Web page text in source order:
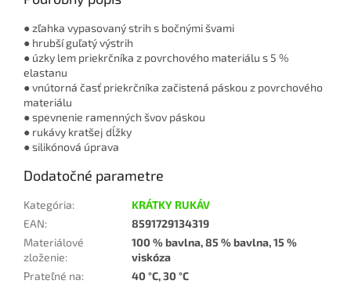
● zľahka vypasovaný strih s bočnými švami
● hrubší guľatý výstrih
● úzky lem priekrčníka z povrchového materiálu s 5 %
elastanu
● vnútorná časť priekrčníka začistená páskou z povrchového
materiálu
● spevnenie ramenných švov páskou
● rukávy kratšej dĺžky
● silikónová úprava
Dodatočné parametre
Kategória:
KRÁTKY RUKÁV
EAN:
8591729134319
Materiálové
zloženie:
100 % bavlna, 85 % bavlna, 15 %
viskóza
Prateľné na:
40 °C, 30 °C